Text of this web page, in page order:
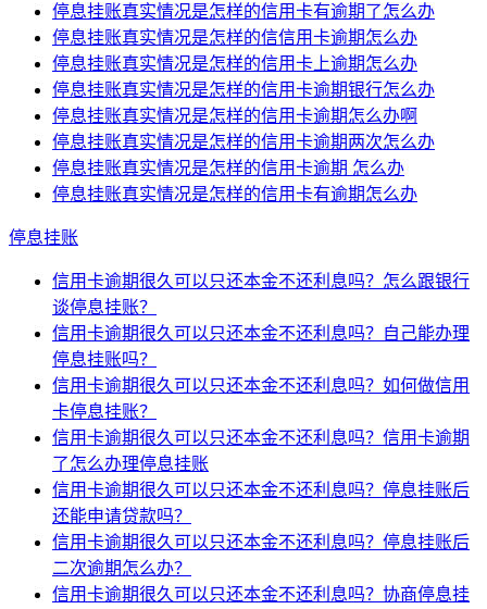
停息挂账真实情况是怎样的信用卡有逾期了怎么办
停息挂账真实情况是怎样的信信用卡逾期怎么办
停息挂账真实情况是怎样的信用卡上逾期怎么办
停息挂账真实情况是怎样的信用卡逾期银行怎么办
停息挂账真实情况是怎样的信用卡逾期怎么办啊
停息挂账真实情况是怎样的信用卡逾期两次怎么办
停息挂账真实情况是怎样的信用卡逾期 怎么办
停息挂账真实情况是怎样的信用卡有逾期怎么办
停息挂账
信用卡逾期很久可以只还本金不还利息吗？怎么跟银行
谈停息挂账？
信用卡逾期很久可以只还本金不还利息吗？自己能办理
停息挂账吗？
信用卡逾期很久可以只还本金不还利息吗？如何做信用
卡停息挂账？
信用卡逾期很久可以只还本金不还利息吗？信用卡逾期
了怎么办理停息挂账
信用卡逾期很久可以只还本金不还利息吗？停息挂账后
还能申请贷款吗？
信用卡逾期很久可以只还本金不还利息吗？停息挂账后
二次逾期怎么办？
信用卡逾期很久可以只还本金不还利息吗？协商停息挂